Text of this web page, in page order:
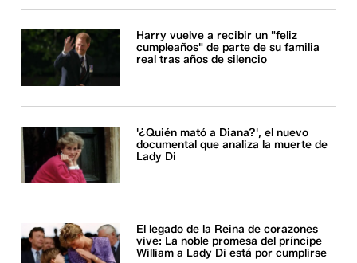
Harry vuelve a recibir un "feliz
cumpleaños" de parte de su familia
real tras años de silencio
'¿Quién mató a Diana?', el nuevo
documental que analiza la muerte de
Lady Di
El legado de la Reina de corazones
vive: La noble promesa del príncipe
William a Lady Di está por cumplirse